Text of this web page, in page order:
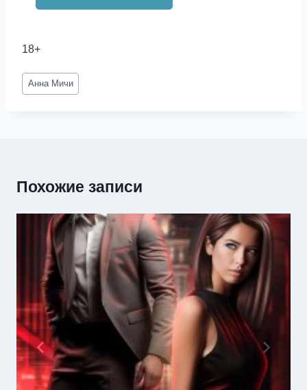
18+
Метки
записи:
Анна Мичи
Похожие записи